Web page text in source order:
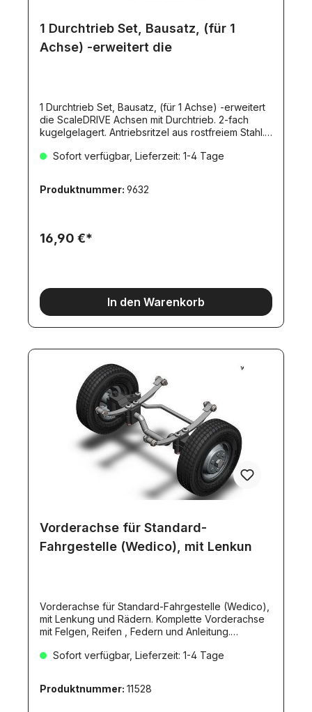
1 Durchtrieb Set, Bausatz, (für 1
Achse) -erweitert die
1 Durchtrieb Set, Bausatz, (für 1 Achse) -erweitert
die ScaleDRIVE Achsen mit Durchtrieb. 2-fach
kugelgelagert. Antriebsritzel aus rostfreiem Stahl.
Abflachung.
Sofort verfügbar, Lieferzeit: 1-4 Tage
Produktnummer: 9632
16,90 €*
In den Warenkorb
Vorderachse für Standard-
Fahrgestelle (Wedico), mit Lenkun
Vorderachse für Standard-Fahrgestelle (Wedico),
mit Lenkung und Rädern. Komplette Vorderachse
mit Felgen, Reifen , Federn und Anleitung.
Reifen2 Felgen
80mmRaddurchmesser: 73mmSpurbreite: 163mm
Sofort verfügbar, Lieferzeit: 1-4 Tage
Produktnummer: 11528